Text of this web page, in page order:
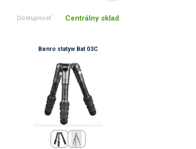
Dostupnosť Centrálny sklad
Benro statyw Bat 03C